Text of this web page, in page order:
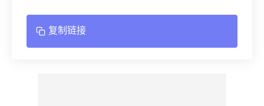
复制链接